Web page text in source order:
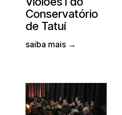
Conservatório
de Tatuí
saiba mais →